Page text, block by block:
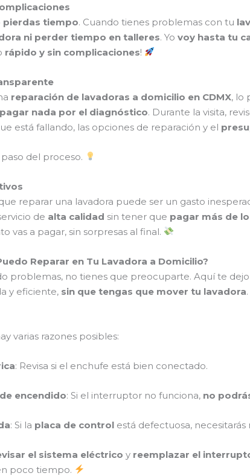
pierdas tiempo. Cuando tienes problemas con tu
ni perder tiempo en talleres. Yo voy hasta tu
rápido y sin complicaciones!
reparación de lavadoras a domicilio en CDMX, lo
nada por el diagnóstico. Durante la visita,
está fallando, las opciones de reparación y el
del proceso.
reparar una lavadora puede ser un gasto
de alta calidad sin tener que pagar más de
vas a pagar, sin sorpresas al final.
Reparar en Tu Lavadora a Domicilio?
problemas, no tienes que preocuparte. Aquí te
y eficiente, sin que tengas que mover tu lavadora.
varias razones posibles:
: Revisa si el enchufe está bien conectado.
encendido: Si el interruptor no funciona, no
: Si la placa de control está defectuosa, necesitarás
el sistema eléctrico y reemplazar el
poco tiempo.